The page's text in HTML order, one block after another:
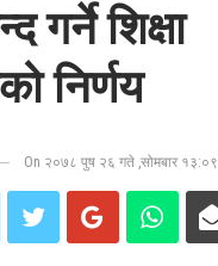
गर्ने शिक्षा
निर्णय
On २०७८ पुष २६ गते ,सोमबार १३:०९